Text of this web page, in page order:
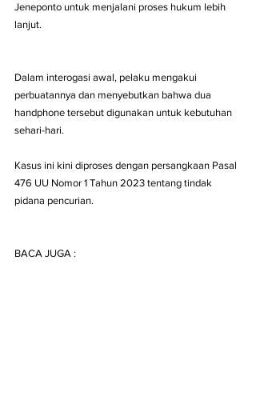
Jeneponto untuk menjalani proses hukum lebih
lanjut.
Dalam interogasi awal, pelaku mengakui
perbuatannya dan menyebutkan bahwa dua
handphone tersebut digunakan untuk kebutuhan
sehari-hari.
Kasus ini kini diproses dengan persangkaan Pasal
476 UU Nomor 1 Tahun 2023 tentang tindak
pidana pencurian.
BACA JUGA :